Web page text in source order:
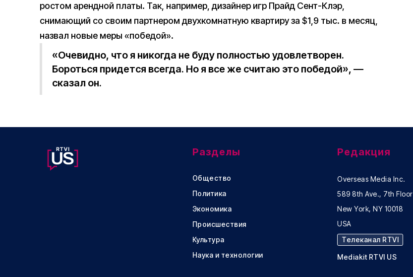
ростом арендной платы. Так, например, дизайнер игр Прайд Сент-Клэр,
снимающий со своим партнером двухкомнатную квартиру за $1,9 тыс. в месяц,
назвал новые меры «победой».
«Очевидно, что я никогда не буду полностью удовлетворен.
Бороться придется всегда. Но я все же считаю это победой», —
сказал он.
Разделы
Общество
Политика
Экономика
Происшествия
Культура
Наука и технологии
Редакция
Overseas Media Inc.
589 8th Ave., 7th Floor
New York, NY 10018
USA
Телеканал RTVI
Mediakit RTVI US